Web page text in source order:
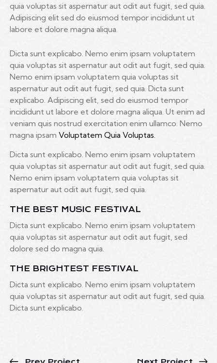
quia voluptas sit aspernatur aut odit aut fugit, sed quia.
Adipiscing elit sed do eiusmod tempor incididunt ut
labore et dolore magna aliqua.
Dicta sunt explicabo. Nemo enim ipsam voluptatem
quia voluptas sit aspernatur aut odit aut fugit, sed quia.
Nemo enim ipsam voluptatem quia voluptas sit
aspernatur aut odit aut fugit, sed quia. Dicta sunt
explicabo. Adipiscing elit, sed do eiusmod tempor
incididunt ut labore et dolore magna aliqua. Ut enim ad
veniam quis nostrud exercitation enim ullamco. Nemo
magna ipsam Voluptatem Quia Voluptas.
Dicta sunt explicabo. Nemo enim ipsam voluptatem
quia voluptas sit aspernatur aut odit aut fugit, sed quia.
Nemo enim ipsam voluptatem quia voluptas sit
aspernatur aut odit aut fugit, sed quia.
THE BEST MUSIC FESTIVAL
Dicta sunt explicabo. Nemo enim ipsam voluptatem
quia voluptas sit aspernatur aut odit aut fugit, sed
dolore sed do magna quia.
THE BRIGHTEST FESTIVAL
Dicta sunt explicabo. Nemo enim ipsam voluptatem
quia voluptas sit aspernatur aut odit aut fugit, sed quia.
Dicta sunt explicabo.